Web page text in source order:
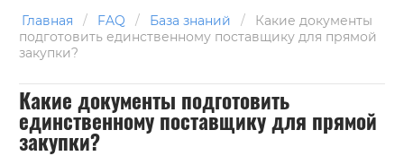
Главная / FAQ / База знаний /
Какие документы
подготовить единственному поставщику для прямой
закупки?
Какие документы подготовить
единственному поставщику для прямой
закупки?